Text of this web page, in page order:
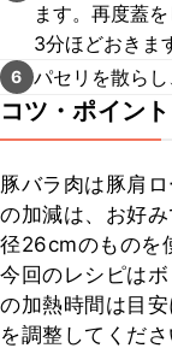
ます。再度蓋
3分ほどおきま
6 パセリを散らし
コツ・ポイント
豚バラ肉は豚肩
の加減は、お好
径26cmのものを
今回のレシピは
の加熱時間は目
を調整してくださ